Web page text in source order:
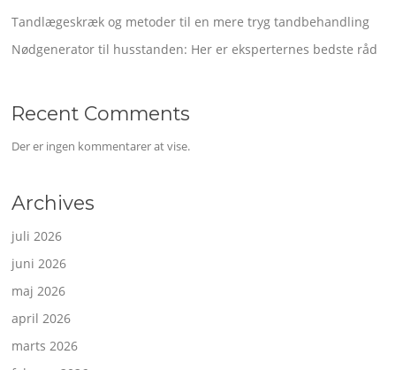
Tandlægeskræk og metoder til en mere tryg tandbehandling
Nødgenerator til husstanden: Her er eksperternes bedste råd
Recent Comments
Der er ingen kommentarer at vise.
Archives
juli 2026
juni 2026
maj 2026
april 2026
marts 2026